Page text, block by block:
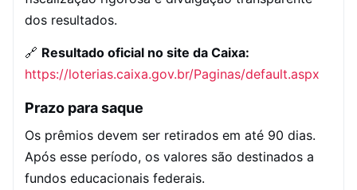
dos resultados.
🔗 Resultado oficial no site da Caixa:
https://loterias.caixa.gov.br/Paginas/default.aspx
Prazo para saque
Os prêmios devem ser retirados em até 90 dias.
Após esse período, os valores são destinados a
fundos educacionais federais.